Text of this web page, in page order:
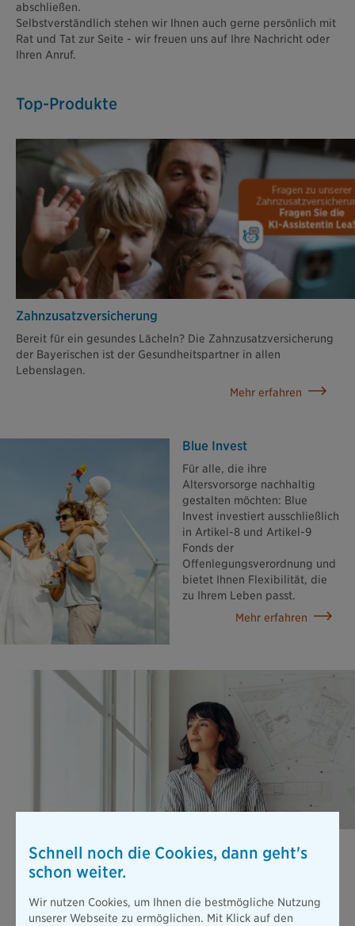
abschließen.
Selbstverständlich stehen wir Ihnen auch gerne persönlich mit
Rat und Tat zur Seite - wir freuen uns auf Ihre Nachricht oder
Ihren Anruf.
Top-Produkte
Zahn­zusatz­versicherung
Bereit für ein gesundes Lächeln? Die Zahnzusatzversicherung
der Bayerischen ist der Gesundheitspartner in allen
Lebenslagen.
Mehr erfahren
Blue Invest
Für alle, die ihre
Altersvorsorge nachhaltig
gestalten möchten: Blue
Invest investiert ausschließlich
in Artikel-8 und Artikel-9
Fonds der
Offenlegungsverordnung und
bietet Ihnen Flexibilität, die
zu Ihrem Leben passt.
Mehr erfahren
Berufsunfähigkeits­versicherung
Stellen Sie sich vor, Sie können wegen einer Erkrankung oder
Absicherung ist dann viel zu gering, um Ihren bisherigen
Lebensstandard zu halten.
Schnell noch die Cookies, dann geht's
schon weiter.
Wir nutzen Cookies, um Ihnen die bestmögliche Nutzung
unserer Webseite zu ermöglichen. Mit Klick auf den